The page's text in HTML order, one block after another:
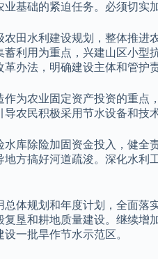
基础的紧迫任务。必须切
农田水利建设规划，整体推
利用为重点，兴建山区小
办法，明确建设主体和管护
作为农业固定资产投资的重
农民积极采用节水设备和
水库除险加固资金投入，健
方搞好河道疏浚。深化水
总体规划和年度计划，全面
垦和耕地质量建设。继续
一批旱作节水示范区。